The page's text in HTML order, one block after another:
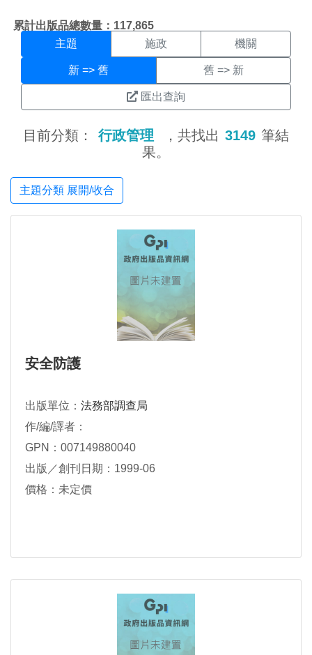
累計出版品總數量：117,865
主題搜尋結果頁面
主題 施政 機關
新 => 舊 舊 => 新
匯出查詢
目前分類： 行政管理 ，共找出 3149 筆結
果。
主題分類 展開/收合
安全防護
出版單位： 法務部調查局
作/編/譯者：
GPN：007149880040
出版／創刊日期：1999-06
價格：未定價